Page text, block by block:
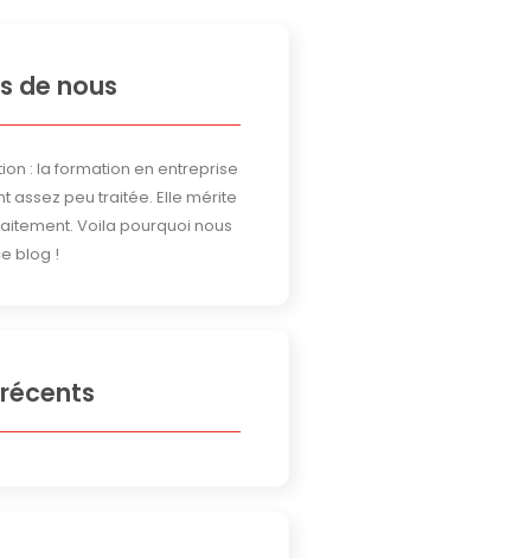
de nous
: la formation en entreprise
assez peu traitée. Elle mérite
Voila pourquoi nous
blog !